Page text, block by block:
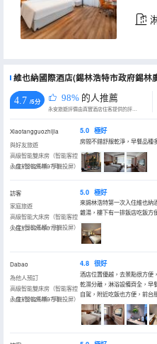
維也納國際酒店(錫林浩特市政府錫林
4.7 /5分 98% 的人推薦
永安旅遊評價由真實酒店住客提供的評價。
Xiaotangguozhijia
與好友旅遊
高級智能雙床房（智能客控
小度+智能馬桶+手機投屏）
入住於2026年07月
5.0 極好
房間不錯舒服乾淨，早餐品種
訪客
家庭旅遊
高級智能大床房（智能客控
小度+智能馬桶+手機投屏）
入住於2026年07月
5.0 極好
來錫林浩特第一次入住維也納
雜湯，樓下有一排飯店吃飯方
Dabao
為他人預訂
高級智能雙床房（智能客控
小度+智能馬桶+手機投屏）
入住於2026年07月
4.8 很好
酒店位置優越，去景點很方便
乾濕分離，淋浴設備齊全，早
自駕，附近吃飯也方便，前台